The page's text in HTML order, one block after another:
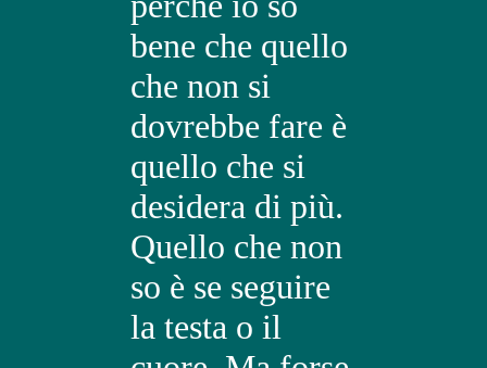
bene che quello
che non si
dovrebbe fare è
quello che si
desidera di più.
Quello che non
so è se seguire
la testa o il